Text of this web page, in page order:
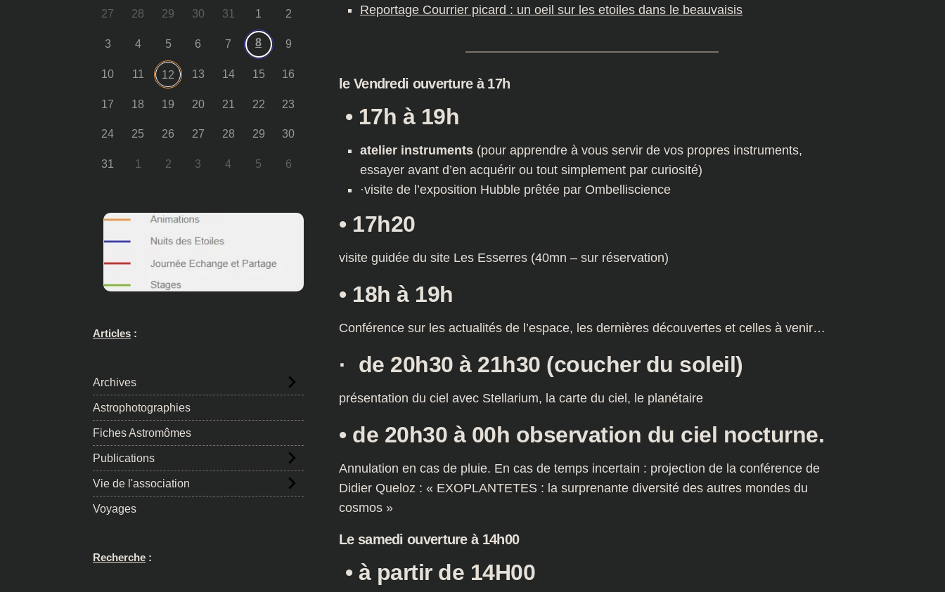
Reportage Courrier picard : un oeil sur les etoiles dans le beauvaisis
le Vendredi ouverture à 17h
• 17h à 19h
atelier instruments (pour apprendre à vous servir de vos propres instruments,
essayer avant d’en acquérir ou tout simplement par curiosité)
·visite de l’exposition Hubble prêtée par Ombelliscience
• 17h20
visite guidée du site Les Esserres (40mn – sur réservation)
• 18h à 19h
Conférence sur les actualités de l’espace, les dernières découvertes et celles à venir…
· de 20h30 à 21h30 (coucher du soleil)
présentation du ciel avec Stellarium, la carte du ciel, le planétaire
• de 20h30 à 00h observation du ciel nocturne.
Annulation en cas de pluie. En cas de temps incertain : projection de la conférence de
Didier Queloz : « EXOPLANTETES : la surprenante diversité des autres mondes du
cosmos »
Le samedi ouverture à 14h00
• à partir de 14H00
27 28 29 30 31 1 2
3 4 5 6 7 8 9
10 11 12 13 14 15 16
17 18 19 20 21 22 23
24 25 26 27 28 29 30
31 1 2 3 4 5 6
Articles :
Archives
Astrophotographies
Fiches Astromômes
Publications
Vie de l'association
Voyages
Recherche :